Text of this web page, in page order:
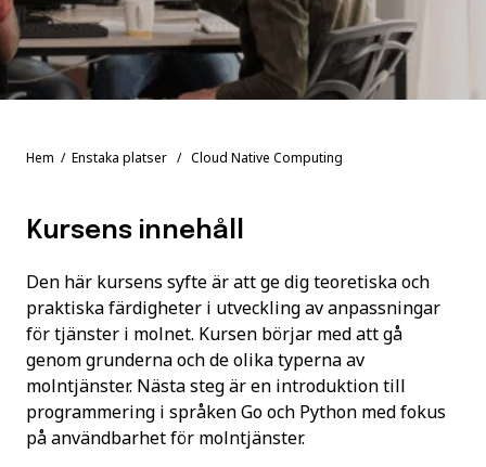
Hem / Enstaka platser / Cloud Native Computing
Kursens innehåll
Den här kursens syfte är att ge dig teoretiska och
praktiska färdigheter i utveckling av anpassningar
för tjänster i molnet. Kursen börjar med att gå
genom grunderna och de olika typerna av
molntjänster. Nästa steg är en introduktion till
programmering i språken Go och Python med fokus
på användbarhet för molntjänster.